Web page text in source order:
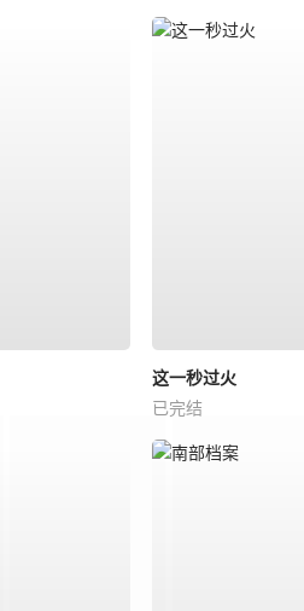
这一秒过火
已完结